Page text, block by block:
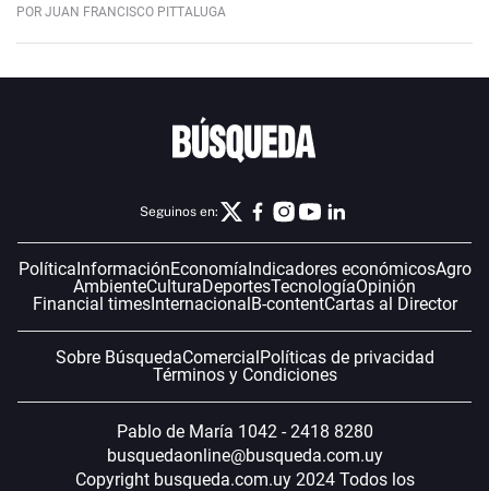
POR JUAN FRANCISCO PITTALUGA
Seguinos en:
PolíticaInformaciónEconomíaIndicadores económicosAgro
AmbienteCulturaDeportesTecnologíaOpinión
Financial timesInternacionalB-contentCartas al Director
Sobre BúsquedaComercialPolíticas de privacidad
Términos y Condiciones
Pablo de María 1042 - 2418 8280
busquedaonline@busqueda.com.uy
Copyright busqueda.com.uy 2024 Todos los